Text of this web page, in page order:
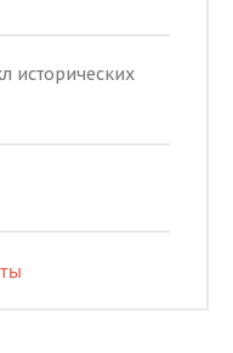
исторических